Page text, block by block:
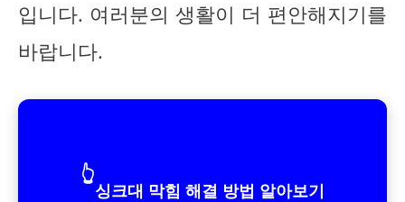
입니다. 여러분의 생활이 더 편안해지기를
바랍니다.
👆
싱크대 막힘 해결 방법 알아보기